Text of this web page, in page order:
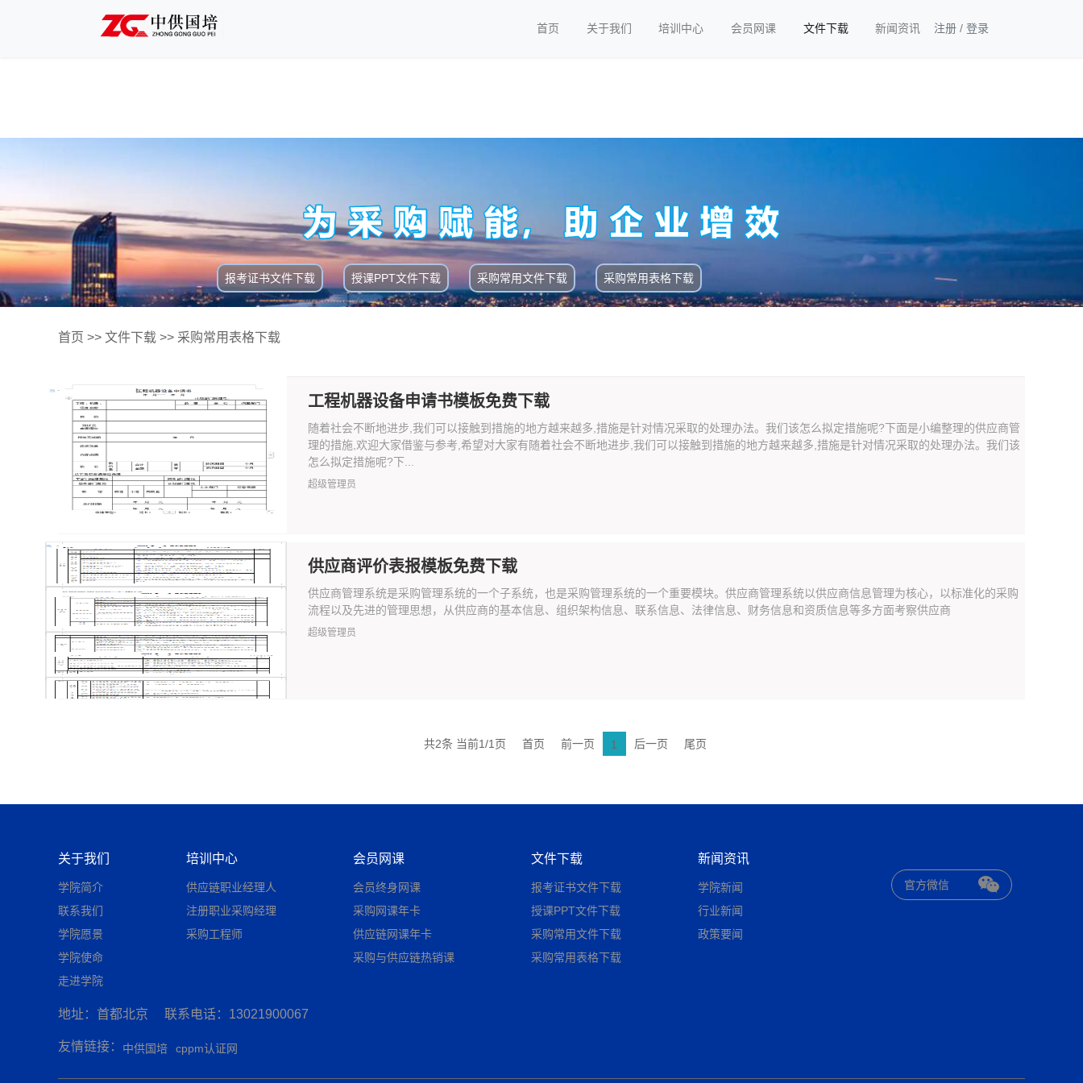
首页 关于我们 培训中心 会员网课 文件下载 新闻资讯 注册 / 登录
报考证书文件下载 授课PPT文件下载 采购常用文件下载 采购常用表格下载
首页 >> 文件下载 >> 采购常用表格下载
工程机器设备申请书模板免费下载
随着社会不断地进步,我们可以接触到措施的地方越来越多,措施是针对情况采取的处理办法。我们该怎么拟定措施呢?下面是小编整理的供应商管
理的措施,欢迎大家借鉴与参考,希望对大家有随着社会不断地进步,我们可以接触到措施的地方越来越多,措施是针对情况采取的处理办法。我们该
怎么拟定措施呢?下...
超级管理员
供应商评价表报模板免费下载
供应商管理系统是采购管理系统的一个子系统，也是采购管理系统的一个重要模块。供应商管理系统以供应商信息管理为核心，以标准化的采购
流程以及先进的管理思想，从供应商的基本信息、组织架构信息、联系信息、法律信息、财务信息和资质信息等多方面考察供应商
超级管理员
共2条 当前1/1页 首页 前一页 1 后一页 尾页
关于我们
学院简介
联系我们
学院愿景
学院使命
走进学院
培训中心
供应链职业经理人
注册职业采购经理
采购工程师
会员网课
会员终身网课
采购网课年卡
供应链网课年卡
采购与供应链热销课
文件下载
报考证书文件下载
授课PPT文件下载
采购常用文件下载
采购常用表格下载
新闻资讯
学院新闻
行业新闻
政策要闻
地址：首都北京 联系电话：13021900067
友情链接： 中供国培 cppm认证网
官方微信